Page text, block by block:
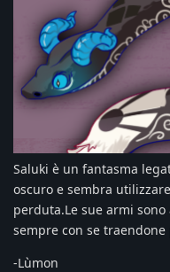
Saluki è un fantasma
oscuro e sembra
perduta.Le sue armi
sempre con se traendone
-Lùmon